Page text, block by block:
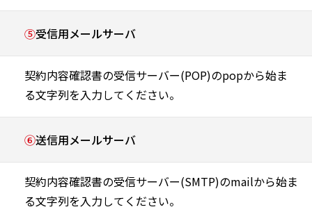
⑤受信用メールサーバ
契約内容確認書の受信サーバー(POP)のpopから始ま
る文字列を入力してください。
⑥送信用メールサーバ
契約内容確認書の受信サーバー(SMTP)のmailから始ま
る文字列を入力してください。